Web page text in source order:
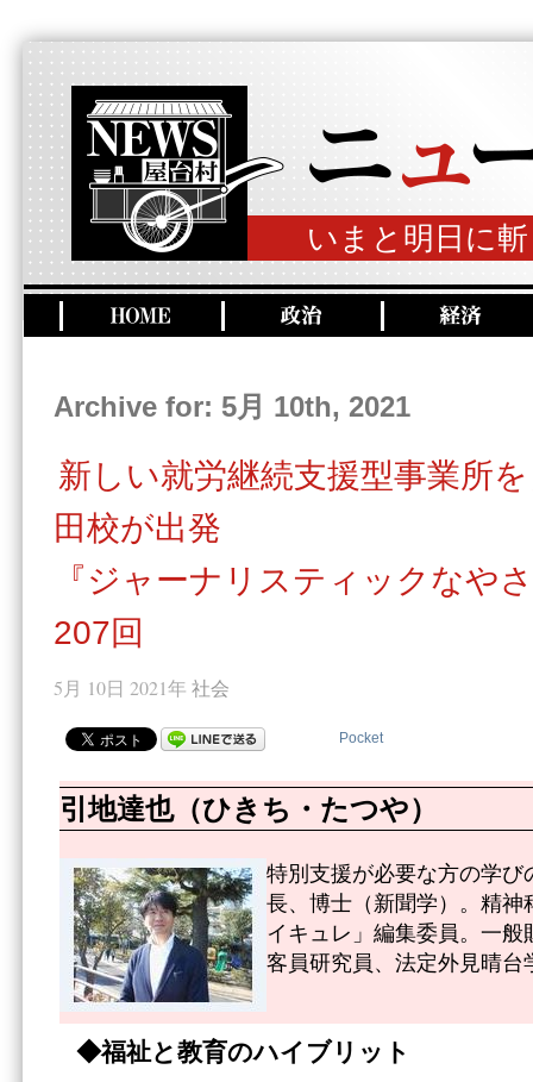
いまと明日に
Archive for: 5月 10th, 2021
新しい就労継続支援型事業所
田校が出発
『ジャーナリスティックなや
207回
5月 10日 2021年 社会
Pocket
引地達也（ひきち・たつや）
特別支援が必要な方の学
長、博士（新聞学）。精
イキュレ」編集委員。一
客員研究員、法定外見晴台
◆福祉と教育のハイブリット